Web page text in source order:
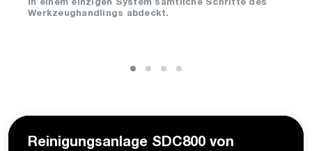
in einem einzigen System sämtliche Schritte des
Werkzeughandlings abdeckt.
Reinigungsanlage SDC800 von